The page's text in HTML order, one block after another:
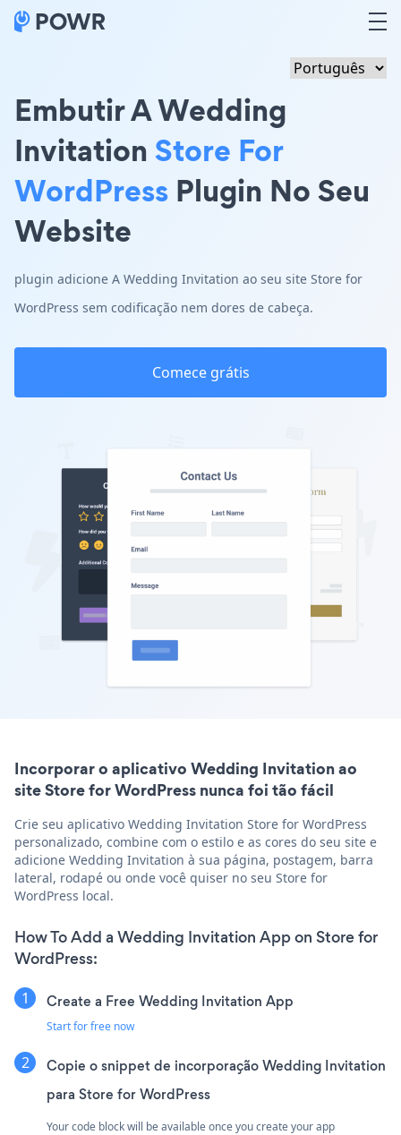
Embutir A Wedding
InvitationStore For
WordPress Plugin No Seu
Website
plugin adicione A Wedding Invitation ao seu site Store for
WordPress sem codificação nem dores de cabeça.
Comece grátis
Incorporar o aplicativo Wedding Invitation ao
site Store for WordPress nunca foi tão fácil
Crie seu aplicativo Wedding Invitation Store for WordPress
personalizado, combine com o estilo e as cores do seu site e
adicione Wedding Invitation à sua página, postagem, barra
lateral, rodapé ou onde você quiser no seu Store for
WordPress local.
How To Add a Wedding Invitation App on Store for
WordPress:
Create a Free Wedding Invitation App
Start for free now
Copie o snippet de incorporação Wedding Invitation
para Store for WordPress
Your code block will be available once you create your app